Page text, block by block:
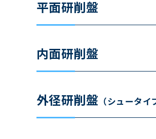
平面研削盤
内面研削盤
外径研削盤 （シュータイ